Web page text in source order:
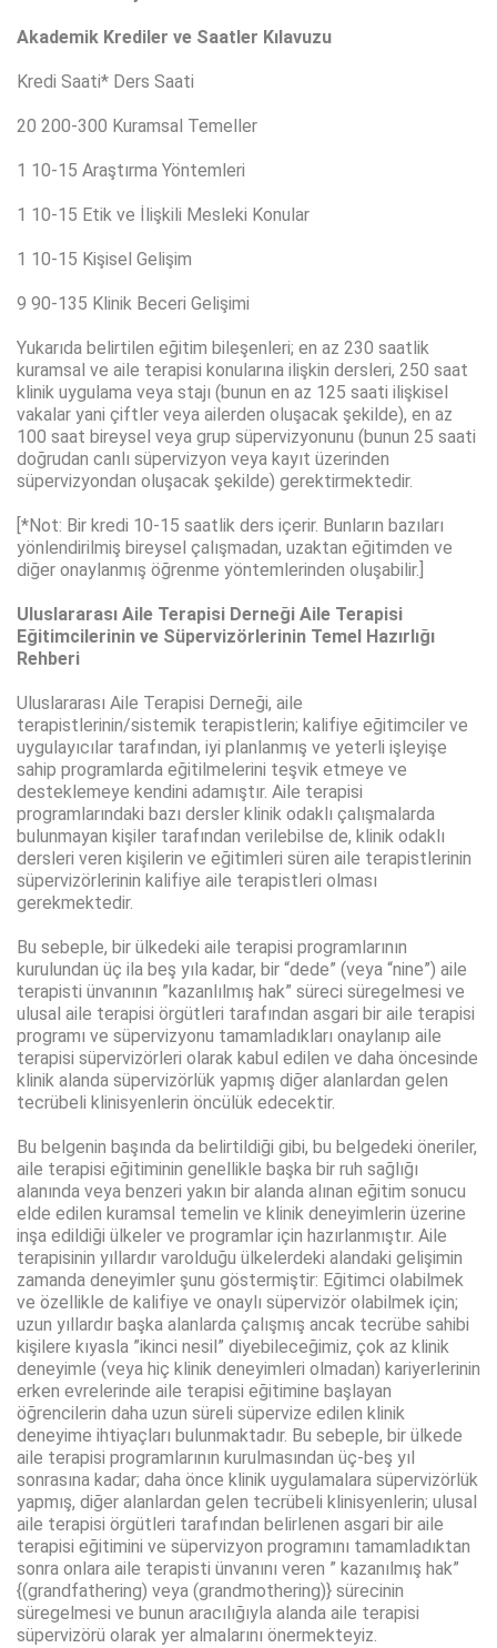
Akademik Krediler ve Saatler Kılavuzu
Kredi Saati* Ders Saati
20 200-300 Kuramsal Temeller
1 10-15 Araştırma Yöntemleri
1 10-15 Etik ve İlişkili Mesleki Konular
1 10-15 Kişisel Gelişim
9 90-135 Klinik Beceri Gelişimi
Yukarıda belirtilen eğitim bileşenleri; en az 230 saatlik
kuramsal ve aile terapisi konularına ilişkin dersleri, 250 saat
klinik uygulama veya stajı (bunun en az 125 saati ilişkisel
vakalar yani çiftler veya ailerden oluşacak şekilde), en az
100 saat bireysel veya grup süpervizyonunu (bunun 25 saati
doğrudan canlı süpervizyon veya kayıt üzerinden
süpervizyondan oluşacak şekilde) gerektirmektedir.
[*Not: Bir kredi 10-15 saatlik ders içerir. Bunların bazıları
yönlendirilmiş bireysel çalışmadan, uzaktan eğitimden ve
diğer onaylanmış öğrenme yöntemlerinden oluşabilir.]
Uluslararası Aile Terapisi Derneği Aile Terapisi
Eğitimcilerinin ve Süpervizörlerinin Temel Hazırlığı
Rehberi
Uluslararası Aile Terapisi Derneği, aile
terapistlerinin/sistemik terapistlerin; kalifiye eğitimciler ve
uygulayıcılar tarafından, iyi planlanmış ve yeterli işleyişe
sahip programlarda eğitilmelerini teşvik etmeye ve
desteklemeye kendini adamıştır. Aile terapisi
programlarındaki bazı dersler klinik odaklı çalışmalarda
bulunmayan kişiler tarafından verilebilse de, klinik odaklı
dersleri veren kişilerin ve eğitimleri süren aile terapistlerinin
süpervizörlerinin kalifiye aile terapistleri olması
gerekmektedir.
Bu sebeple, bir ülkedeki aile terapisi programlarının
kurulundan üç ila beş yıla kadar, bir “dede” (veya “nine”) aile
terapisti ünvanının ”kazanlılmış hak” süreci süregelmesi ve
ulusal aile terapisi örgütleri tarafından asgari bir aile terapisi
programı ve süpervizyonu tamamladıkları onaylanıp aile
terapisi süpervizörleri olarak kabul edilen ve daha öncesinde
klinik alanda süpervizörlük yapmış diğer alanlardan gelen
tecrübeli klinisyenlerin öncülük edecektir.
Bu belgenin başında da belirtildiği gibi, bu belgedeki öneriler,
aile terapisi eğitiminin genellikle başka bir ruh sağlığı
alanında veya benzeri yakın bir alanda alınan eğitim sonucu
elde edilen kuramsal temelin ve klinik deneyimlerin üzerine
inşa edildiği ülkeler ve programlar için hazırlanmıştır. Aile
terapisinin yıllardır varolduğu ülkelerdeki alandaki gelişimin
zamanda deneyimler şunu göstermiştir: Eğitimci olabilmek
ve özellikle de kalifiye ve onaylı süpervizör olabilmek için;
uzun yıllardır başka alanlarda çalışmış ancak tecrübe sahibi
kişilere kıyasla ”ikinci nesil” diyebileceğimiz, çok az klinik
deneyimle (veya hiç klinik deneyimleri olmadan) kariyerlerinin
erken evrelerinde aile terapisi eğitimine başlayan
öğrencilerin daha uzun süreli süpervize edilen klinik
deneyime ihtiyaçları bulunmaktadır. Bu sebeple, bir ülkede
aile terapisi programlarının kurulmasından üç-beş yıl
sonrasına kadar; daha önce klinik uygulamalara süpervizörlük
yapmış, diğer alanlardan gelen tecrübeli klinisyenlerin; ulusal
aile terapisi örgütleri tarafından belirlenen asgari bir aile
terapisi eğitimini ve süpervizyon programını tamamladıktan
sonra onlara aile terapisti ünvanını veren ” kazanılmış hak”
{(grandfathering) veya (grandmothering)} sürecinin
süregelmesi ve bunun aracılığıyla alanda aile terapisi
süpervizörü olarak yer almalarını önermekteyiz.